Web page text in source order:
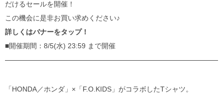
だけるセールを開催！
この機会に是非お買い求めください♪
詳しくはバナーをタップ！
■開催期間：8/5(水) 23:59 まで開催
「HONDA／ホンダ」×「F.O.KIDS」がコラボしたTシャツ。